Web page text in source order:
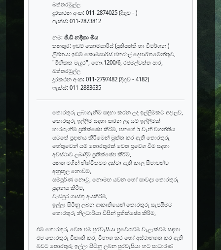
බත්තරමුල්ල
දුරකථන අංක: 011-2874025 (දිගුව - )
ෆැක්ස්: 011-2873812
නම: ජී.ඩී නදීකා මිය
තනතුර: ඉඩම් කොමසාරිස් (ප්‍රතිපත්ති හා විමර්ශන )
ලිපිනය: ඉඩම් කොමසාරිස් ජනරාල් දෙපාර්තමේන්තුව,
"මිහිකත මැදුර", නො.1200/6, රජමල්වත්ත පාර,
බත්තරමුල්ල
දුරකථන අංක: 011-2797482 (දිගුව - 4182)
ෆැක්ස්: 011-2883635
තොරතුරු ලබාගැනීම සඳහා කරන ලද ඉල්ලීමකට අදාලව,
තොරතුරු ඉල්ලීම සඳහා කරන ලද යම් ඉල්ලීමක්
භාරගැනීම ප්‍රතික්ෂේප කිරිම, පනතේ 5 වැනි වගන්තිය
යටතේ ප්‍රදානය කිරිමෙන් මුක්ත කර ඇති තොරතුරු
හේතුවෙන් යම් තොරතුරක් වෙත ප්‍රවේශ වීම සදහා
අවස්ථාව ලබාදීම ප්‍රතික්ෂේප කිරිම,
පනත මගින් නිශ්චිතවම දක්වා ඇති කාල සීමාවන්ට
අනුකූල නොවීම,
සම්පූර්ණ නොවු, නොමඟ යවන හෝ සාවද්‍ය තොරතුරු
ප්‍රදානය කිරිම,
වැඩිපුර ගාස්තු අයකිරිම,
ඉල්ලා සිටිනු ලබන ආකෘතියෙන් තොරතුරු සැපයීමට
තොරතුරු නිලධාරියා විසින් ප්‍රතික්ෂේප කිරිම,
එම තොරතුරු වෙත එම පුරවැසියා ප්‍රවේශවීම වැළැක්වීම සඳහා
එම තොරතුරු විකෘති කර, විනාශ කර හෝ අස්ථානගත කර ඇති
බවට තොරතුරු ඉල්ලා සිටිනු ලබන පුරවැසියා හට සාධාරණ